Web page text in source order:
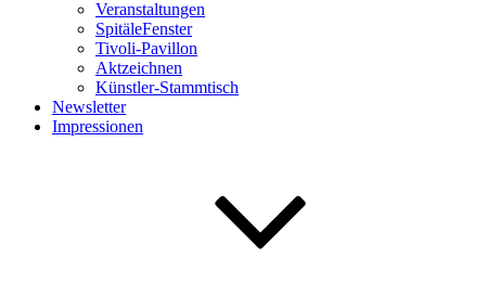
Veranstaltungen
SpitäleFenster
Tivoli-Pavillon
Aktzeichnen
Künstler-Stammtisch
Newsletter
Impressionen